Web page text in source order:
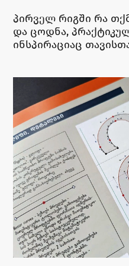
პირველ რიგში რა
და ცოდნა,
ინსპირაციაც